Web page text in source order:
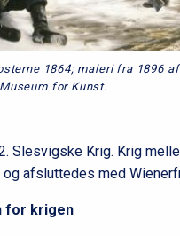
1864; maleri fra 1896
for Kunst.
Slesvigske Krig. Krig
afsluttedes med
for krigen